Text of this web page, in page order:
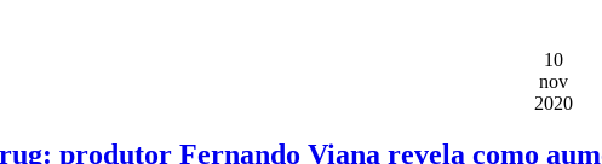
10
nov
2020
produtor Fernando Viana revela como